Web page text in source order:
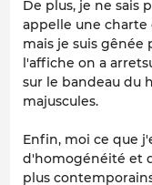
De plus, je ne sais
appelle une charte
mais je suis gênée
l'affiche on a
sur le bandeau du
majuscules.
Enfin, moi ce que
d'homogénéité et
plus